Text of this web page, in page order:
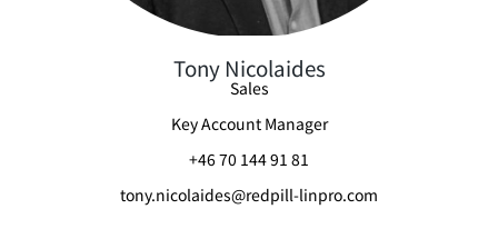
Tony Nicolaides
Sales
Key Account Manager
+46 70 144 91 81
tony.nicolaides@redpill-linpro.com